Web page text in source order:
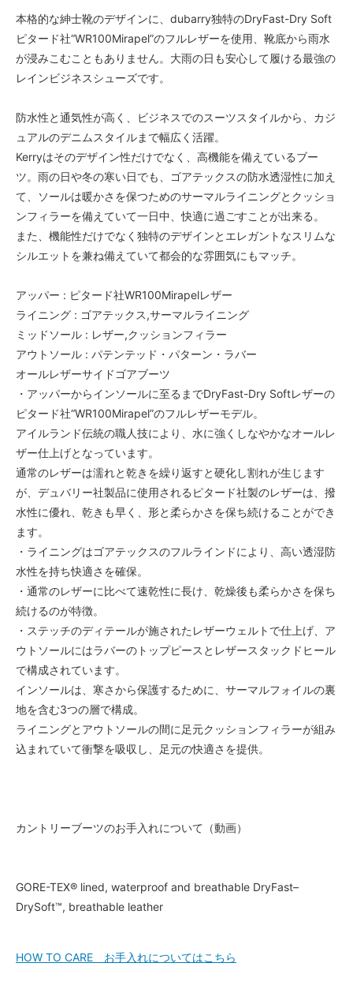
本格的な紳士靴のデザインに、dubarry独特のDryFast-Dry Soft
ピタード社“WR100Mirapel”のフルレザーを使用、靴底から雨水
が浸みこむこともありません。大雨の日も安心して履ける最強の
レインビジネスシューズです。
防水性と通気性が高く、ビジネスでのスーツスタイルから、カジ
ュアルのデニムスタイルまで幅広く活躍。
Kerryはそのデザイン性だけでなく、高機能を備えているブー
ツ。雨の日や冬の寒い日でも、ゴアテックスの防水透湿性に加え
て、ソールは暖かさを保つためのサーマルライニングとクッショ
ンフィラーを備えていて一日中、快適に過ごすことが出来る。
また、機能性だけでなく独特のデザインとエレガントなスリムな
シルエットを兼ね備えていて都会的な雰囲気にもマッチ。
アッパー : ピタード社WR100Mirapelレザー
ライニング : ゴアテックス,サーマルライニング
ミッドソール : レザー,クッションフィラー
アウトソール : パテンテッド・パターン・ラバー
オールレザーサイドゴアブーツ
・アッパーからインソールに至るまでDryFast-Dry Softレザーの
ピタード社“WR100Mirapel”のフルレザーモデル。
アイルランド伝統の職人技により、水に強くしなやかなオールレ
ザー仕上げとなっています。
通常のレザーは濡れと乾きを繰り返すと硬化し割れが生じます
が、デュバリー社製品に使用されるピタード社製のレザーは、撥
水性に優れ、乾きも早く、形と柔らかさを保ち続けることができ
ます。
・ライニングはゴアテックスのフルラインドにより、高い透湿防
水性を持ち快適さを確保。
・通常のレザーに比べて速乾性に長け、乾燥後も柔らかさを保ち
続けるのが特徴。
・ステッチのディテールが施されたレザーウェルトで仕上げ、ア
ウトソールにはラバーのトップピースとレザースタックドヒール
で構成されています。
インソールは、寒さから保護するために、サーマルフォイルの裏
地を含む3つの層で構成。
ライニングとアウトソールの間に足元クッションフィラーが組み
込まれていて衝撃を吸収し、足元の快適さを提供。
カントリーブーツのお手入れについて（動画）
GORE-TEX® lined, waterproof and breathable DryFast–
DrySoft™, breathable leather
HOW TO CARE お手入れについてはこちら